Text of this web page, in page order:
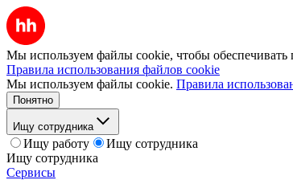
Мы используем файлы cookie, чтобы обеспечивать
Правила использования файлов cookie
Мы используем файлы cookie. Правила
Понятно
Ищу сотрудника
Ищу работу
Ищу сотрудника
Ищу сотрудника
Сервисы